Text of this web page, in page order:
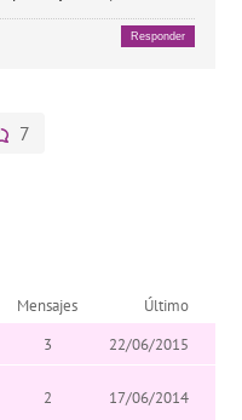
Responder
7
Mensajes
Último
3
22/06/2015
2 17/06/2014